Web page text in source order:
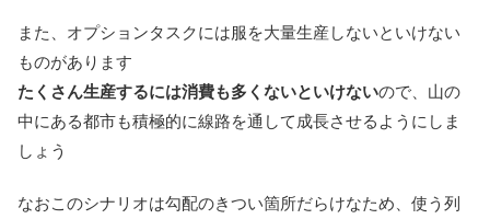
また、オプションタスクには服を大量生産しないといけない
ものがあります
たくさん生産するには消費も多くないといけないので、山の
中にある都市も積極的に線路を通して成長させるようにしま
しょう
なおこのシナリオは勾配のきつい箇所だらけなため、使う列